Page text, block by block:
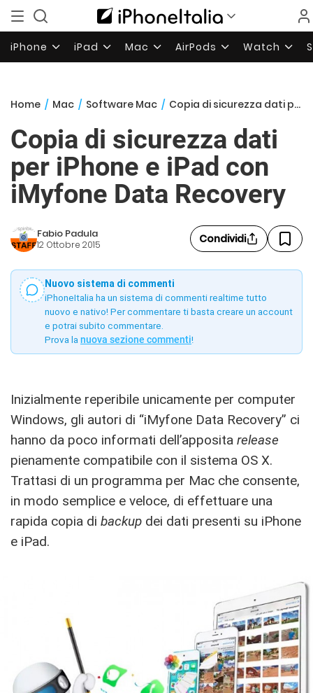
iPhone iPad Mac AirPods Watch
Home / Mac / Software Mac / Copia di sicurezza dati per iPhone e iPad con iMyfone Data Recovery
Copia di sicurezza dati
per iPhone e iPad con
iMyfone Data Recovery
Fabio Padula
12 Ottobre 2015 Condividi
Nuovo sistema di commenti
iPhoneItalia ha un sistema di commenti realtime tutto
nuovo e nativo! Per commentare ti basta creare un account
e potrai subito commentare.
Prova la nuova sezione commenti!
Inizialmente reperibile unicamente per computer
Windows, gli autori di “iMyfone Data Recovery” ci
hanno da poco informati dell’apposita release
pienamente compatibile con il sistema OS X.
Trattasi di un programma per Mac che consente,
in modo semplice e veloce, di effettuare una
rapida copia di backup dei dati presenti su iPhone
e iPad.